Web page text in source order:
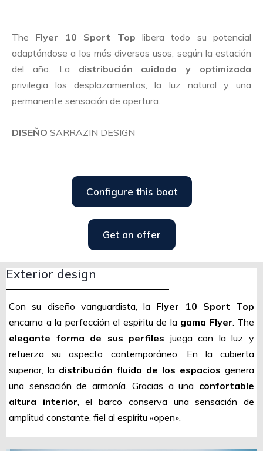
The Flyer 10 Sport Top libera todo su potencial
adaptándose a los más diversos usos, según la estación
del año. La distribución cuidada y optimizada
privilegia los desplazamientos, la luz natural y una
permanente sensación de apertura.
DISEÑO SARRAZIN DESIGN
Configure this boat
Get an offer
Exterior design
Con su diseño vanguardista, la Flyer 10 Sport Top
encarna a la perfección el espíritu de la gama Flyer. The
elegante forma de sus perfiles juega con la luz y
refuerza su aspecto contemporáneo. En la cubierta
superior, la distribución fluida de los espacios genera
una sensación de armonía. Gracias a una confortable
altura interior, el barco conserva una sensación de
amplitud constante, fiel al espíritu «open».